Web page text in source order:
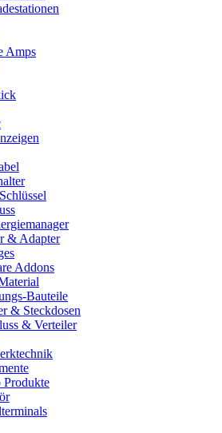
Amps
& Adapter
Addons
Bauteile
& Steckdosen
& Verteiler
Produkte